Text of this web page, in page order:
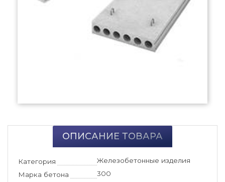
ОПИСАНИЕ ТОВАРА
Категория
Железобетонные изделия
Марка бетона
300